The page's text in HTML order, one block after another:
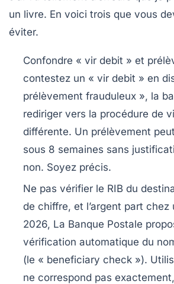
un livre. En voici trois que vous
éviter.
Confondre « vir debit » et
contestez un « vir debit » en
prélèvement frauduleux », la
rediriger vers la procédure de
différente. Un prélèvement
sous 8 semaines sans
non. Soyez précis.
Ne pas vérifier le RIB du
de chiffre, et l’argent part chez
2026, La Banque Postale
vérification automatique du
(le « beneficiary check »).
ne correspond pas